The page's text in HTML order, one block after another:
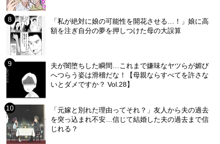
「私が絶対に娘の可能性を開花させる…！」娘に高
額を注ぎ自分の夢を押しつけた母の大誤算
夫が闇堕ちした瞬間…これまで嫌味なヤツらが媚び
へつらう姿は滑稽だな！【母親ならすべてを許さな
いとダメですか？ Vol.28】
「元嫁と別れた理由ってそれ？」友人から夫の過去
を突っ込まれ不安…信じて結婚した夫の過去まで信
じれる？